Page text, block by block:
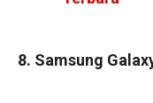
8. Samsung